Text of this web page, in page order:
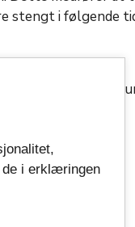
stengt i følgende
nattestengt
de i erklæringen